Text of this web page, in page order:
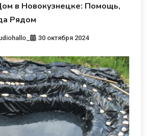
в Новокузнецке: Помощь,
Рядом
30 октября 2024